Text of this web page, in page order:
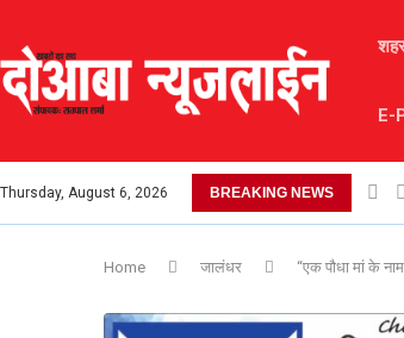
E-
Thursday, August 6, 2026 BREAKING NEWS
Home जालंधर “एक पौधा मां के